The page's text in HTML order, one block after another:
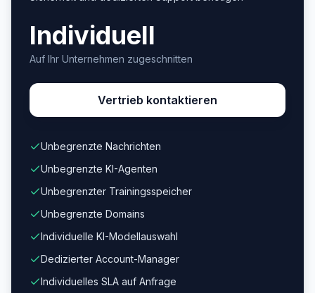
Individuell
Auf Ihr Unternehmen zugeschnitten
Vertrieb kontaktieren
Unbegrenzte Nachrichten
Unbegrenzte KI-Agenten
Unbegrenzter Trainingsspeicher
Unbegrenzte Domains
Individuelle KI-Modellauswahl
Dedizierter Account-Manager
Individuelles SLA auf Anfrage